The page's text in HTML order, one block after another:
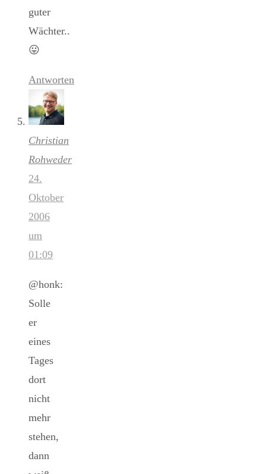
guter
Wächter..
😛
Antworten
Christian
Rohweder
24.
Oktober
2006
um
01:09
@honk:
Solle
er
eines
Tages
dort
nicht
mehr
stehen,
dann